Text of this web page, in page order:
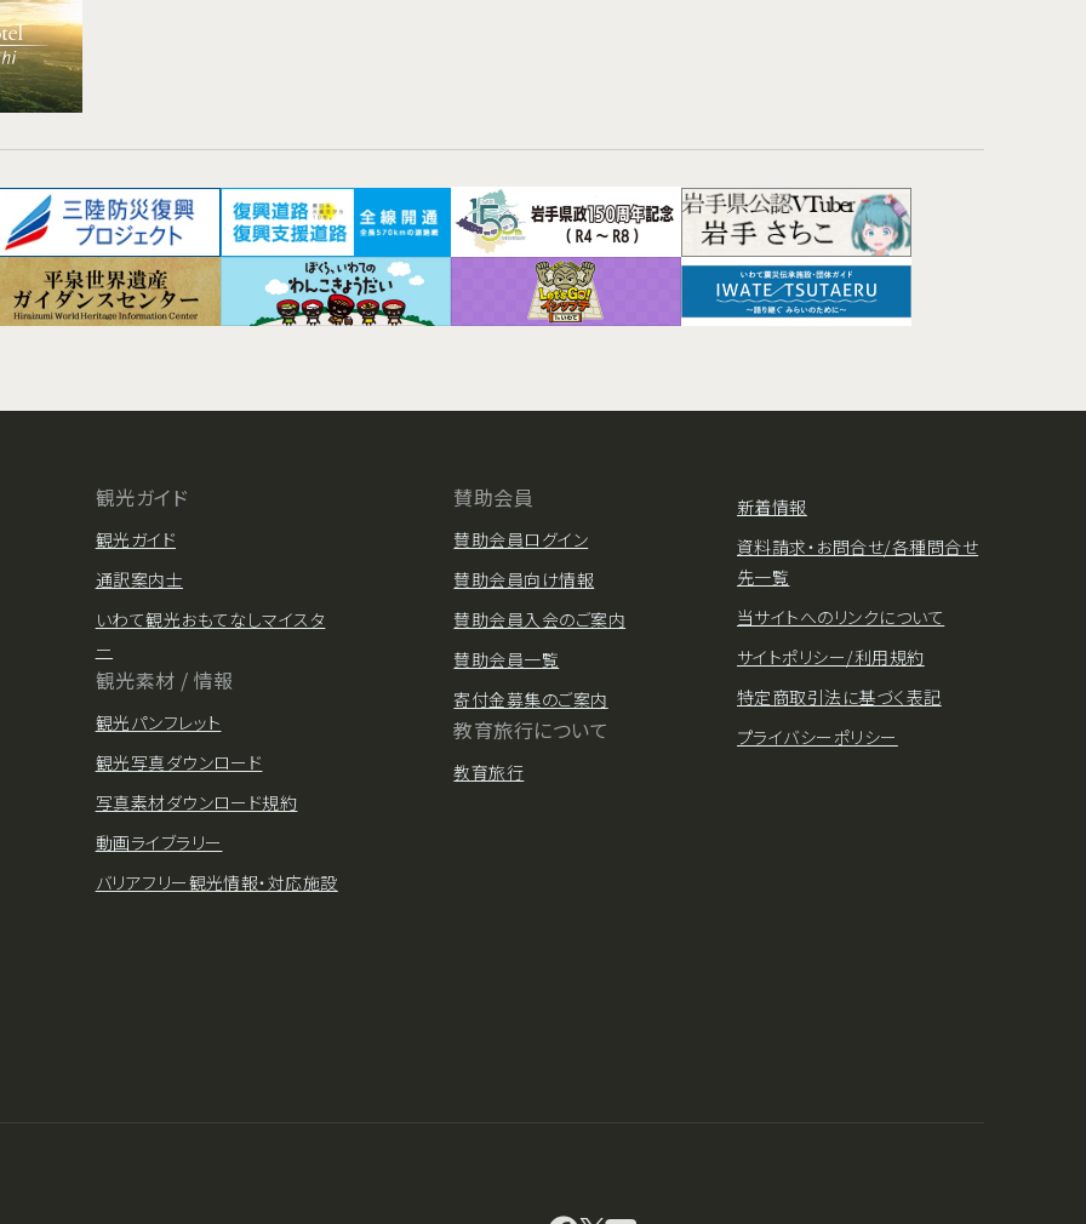
観光ガイド
観光ガイド
通訳案内士
いわて観光おもてなしマイスタ
ー
観光素材 / 情報
観光パンフレット
観光写真ダウンロード
写真素材ダウンロード規約
動画ライブラリー
バリアフリー観光情報・対応施設
賛助会員
賛助会員ログイン
賛助会員向け情報
賛助会員入会のご案内
賛助会員一覧
寄付金募集のご案内
教育旅行について
教育旅行
新着情報
資料請求・お問合せ/各種問合せ
先一覧
当サイトへのリンクについて
サイトポリシー/利用規約
特定商取引法に基づく表記
プライバシーポリシー